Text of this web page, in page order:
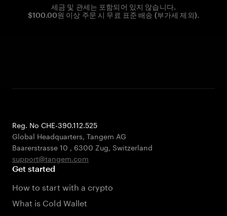
세금 및 관세는 포함되어 있지 않습니다.
$100.00원 이상 주문 시 무료 표준 배송 (부가세 제외).
Reg. No CHE-390.112.525
Global Headquarters, Tangem AG
Baarerstrasse 10 , 6300 Zug, Switzerland
support@tangem.com
Get started
How to start with a crypto
What is Cold Wallet